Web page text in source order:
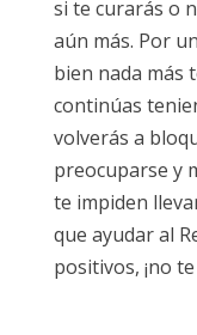
si te curarás o
aún más. Por
bien nada más
continúas
volverás a
preocuparse y
te impiden
que ayudar al
positivos, ¡no